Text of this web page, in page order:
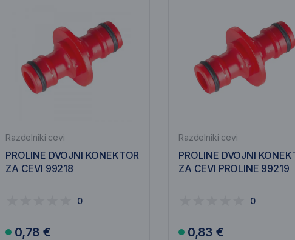
Razdelniki cevi
PROLINE DVOJNI KONEKTOR
ZA CEVI 99218
0
0,78 €
Razdelniki cevi
PROLINE DVOJNI
ZA CEVI PROLINE 99219
0
0,83 €